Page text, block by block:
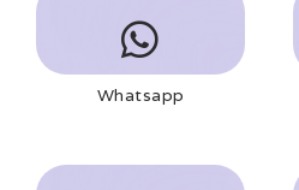
Whatsapp